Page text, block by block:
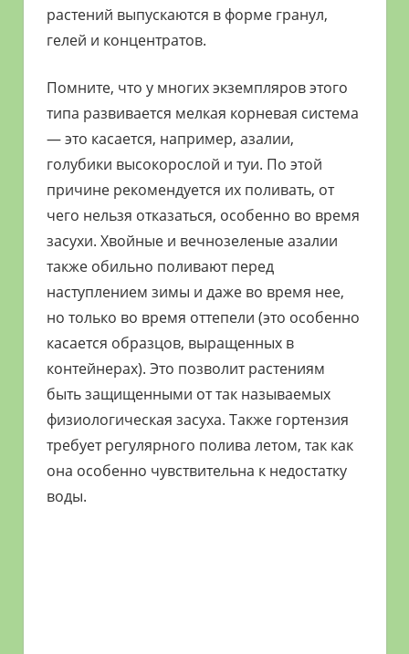
растений выпускаются в форме гранул,
гелей и концентратов.
Помните, что у многих экземпляров этого
типа развивается мелкая корневая система
— это касается, например, азалии,
голубики высокорослой и туи. По этой
причине рекомендуется их поливать, от
чего нельзя отказаться, особенно во время
засухи. Хвойные и вечнозеленые азалии
также обильно поливают перед
наступлением зимы и даже во время нее,
но только во время оттепели (это особенно
касается образцов, выращенных в
контейнерах). Это позволит растениям
быть защищенными от так называемых
физиологическая засуха. Также гортензия
требует регулярного полива летом, так как
она особенно чувствительна к недостатку
воды.